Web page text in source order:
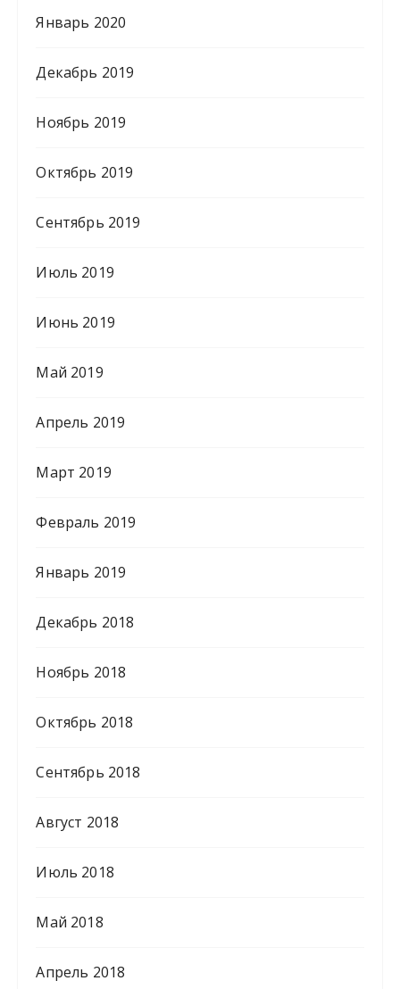
Январь 2020
Декабрь 2019
Ноябрь 2019
Октябрь 2019
Сентябрь 2019
Июль 2019
Июнь 2019
Май 2019
Апрель 2019
Март 2019
Февраль 2019
Январь 2019
Декабрь 2018
Ноябрь 2018
Октябрь 2018
Сентябрь 2018
Август 2018
Июль 2018
Май 2018
Апрель 2018